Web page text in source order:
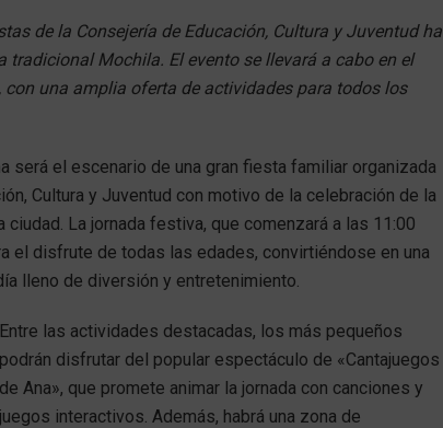
de la Consejería de Educación, Cultura y Juventud ha
Mochila. El evento se llevará a cabo en el
una amplia oferta de actividades para todos los
será el escenario de una gran fiesta familiar organizada
Cultura y Juventud con motivo de la celebración de la
La jornada festiva, que comenzará a las 11:00
el disfrute de todas las edades, convirtiéndose en una
lleno de diversión y entretenimiento.
Entre las actividades destacadas, los más pequeños
podrán disfrutar del popular espectáculo de «Cantajuegos
de Ana», que promete animar la jornada con canciones y
juegos interactivos. Además, habrá una zona de